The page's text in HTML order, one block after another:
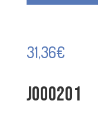
31,36€
J000201